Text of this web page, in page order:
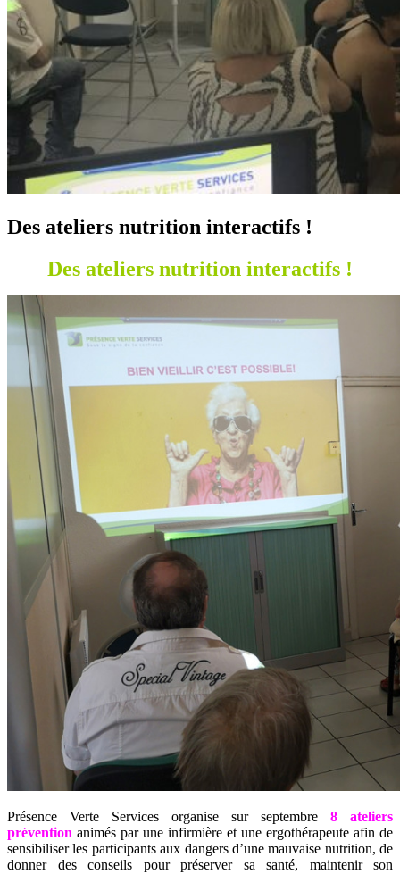
Des ateliers nutrition interactifs !
Des ateliers nutrition interactifs !
Présence Verte Services organise sur septembre 8 ateliers
prévention animés par une infirmière et une ergothérapeute afin de
sensibiliser les participants aux dangers d’une mauvaise nutrition, de
donner des conseils pour préserver sa santé, maintenir son